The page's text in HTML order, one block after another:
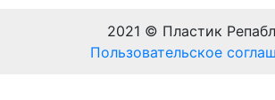
2021 © Пластик
Пользовательское